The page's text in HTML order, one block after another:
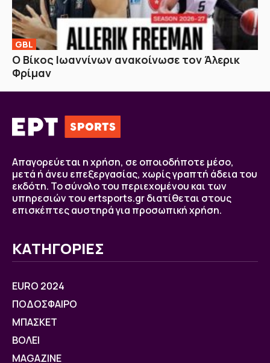
GBL
Ο Βίκος Ιωαννίνων ανακοίνωσε τον Άλερικ
Φρίμαν
Απαγορεύεται η χρήση, σε οποιοδήποτε μέσο,
μετά ή άνευ επεξεργασίας, χωρίς γραπτή άδεια του
εκδότη. Το σύνολο του περιεχομένου και των
υπηρεσιών του ertsports.gr διατίθεται στους
επισκέπτες αυστηρά για προσωπική χρήση.
ΚΑΤΗΓΟΡΙΕΣ
EURO 2024
ΠΟΔΟΣΦΑΙΡΟ
ΜΠΑΣΚΕΤ
ΒOΛΕΙ
MAGAZINE